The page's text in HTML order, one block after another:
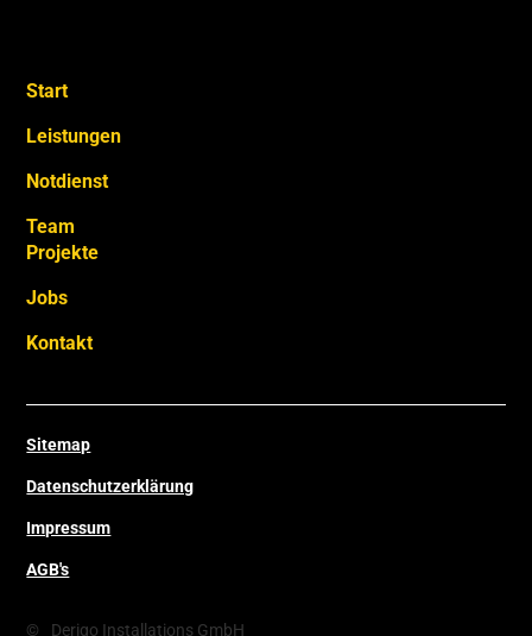
Start
Leistungen
Notdienst
Team
Projekte
Jobs
Kontakt
Sitemap
Datenschutzerklärung
Impressum
AGB's
© Derigo Installations GmbH